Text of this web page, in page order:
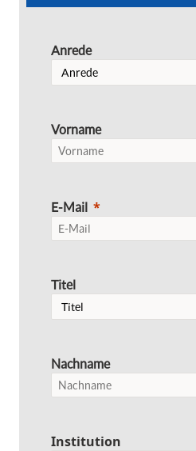
Anrede
Vorname
E-Mail
Titel
Nachname
Institution